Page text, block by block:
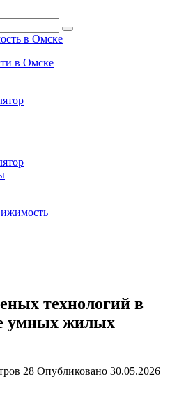
в Омске
технологий в
умных жилых
28 Опубликовано 30.05.2026